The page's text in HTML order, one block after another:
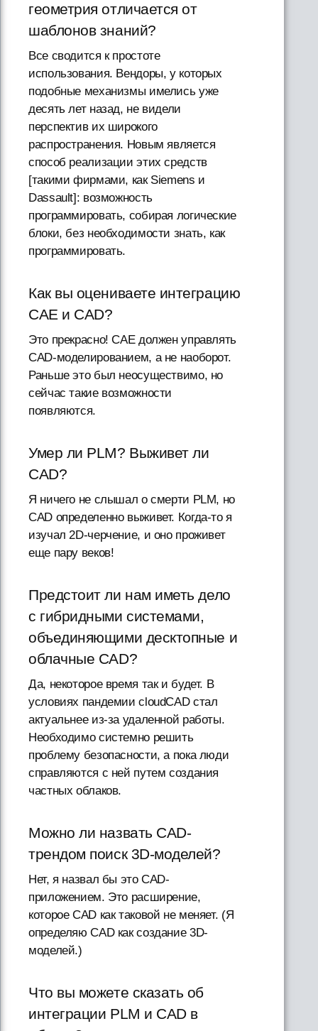
геометрия отличается от
шаблонов знаний?
Все сводится к простоте
использования. Вендоры, у которых
подобные механизмы имелись уже
десять лет назад, не видели
перспектив их широкого
распространения. Новым является
способ реализации этих средств
[такими фирмами, как Siemens и
Dassault]: возможность
программировать, собирая логические
блоки, без необходимости знать, как
программировать.
Как вы оцениваете интеграцию
CAE и CAD?
Это прекрасно! CAE должен управлять
CAD-моделированием, а не наоборот.
Раньше это был неосуществимо, но
сейчас такие возможности
появляются.
Умер ли PLM? Выживет ли
CAD?
Я ничего не слышал о смерти PLM, но
CAD определенно выживет. Когда-то я
изучал 2D-черчение, и оно проживет
еще пару веков!
Предстоит ли нам иметь дело
с гибридными системами,
объединяющими десктопные и
облачные CAD?
Да, некоторое время так и будет. В
условиях пандемии cloudCAD стал
актуальнее из-за удаленной работы.
Необходимо системно решить
проблему безопасности, а пока люди
справляются с ней путем создания
частных облаков.
Можно ли назвать CAD-
трендом поиск 3D-моделей?
Нет, я назвал бы это CAD-
приложением. Это расширение,
которое CAD как таковой не меняет. (Я
определяю CAD как создание 3D-
моделей.)
Что вы можете сказать об
интеграции PLM и CAD в